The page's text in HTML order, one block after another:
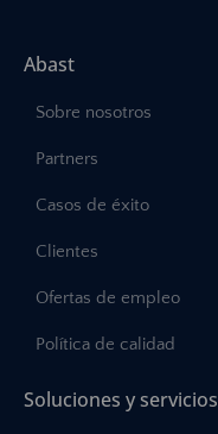
Abast
Sobre nosotros
Partners
Casos de éxito
Clientes
Ofertas de empleo
Política de calidad
Soluciones y servicios